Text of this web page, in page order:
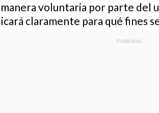
voluntaria por parte del
claramente para qué fines